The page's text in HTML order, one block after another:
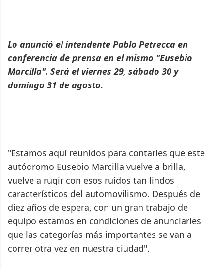
Lo anunció el intendente Pablo Petrecca en
conferencia de prensa en el mismo "Eusebio
Marcilla". Será el viernes 29, sábado 30 y
domingo 31 de agosto.
"Estamos aquí reunidos para contarles que este
autódromo Eusebio Marcilla vuelve a brilla,
vuelve a rugir con esos ruidos tan lindos
característicos del automovilismo. Después de
diez años de espera, con un gran trabajo de
equipo estamos en condiciones de anunciarles
que las categorías más importantes se van a
correr otra vez en nuestra ciudad".